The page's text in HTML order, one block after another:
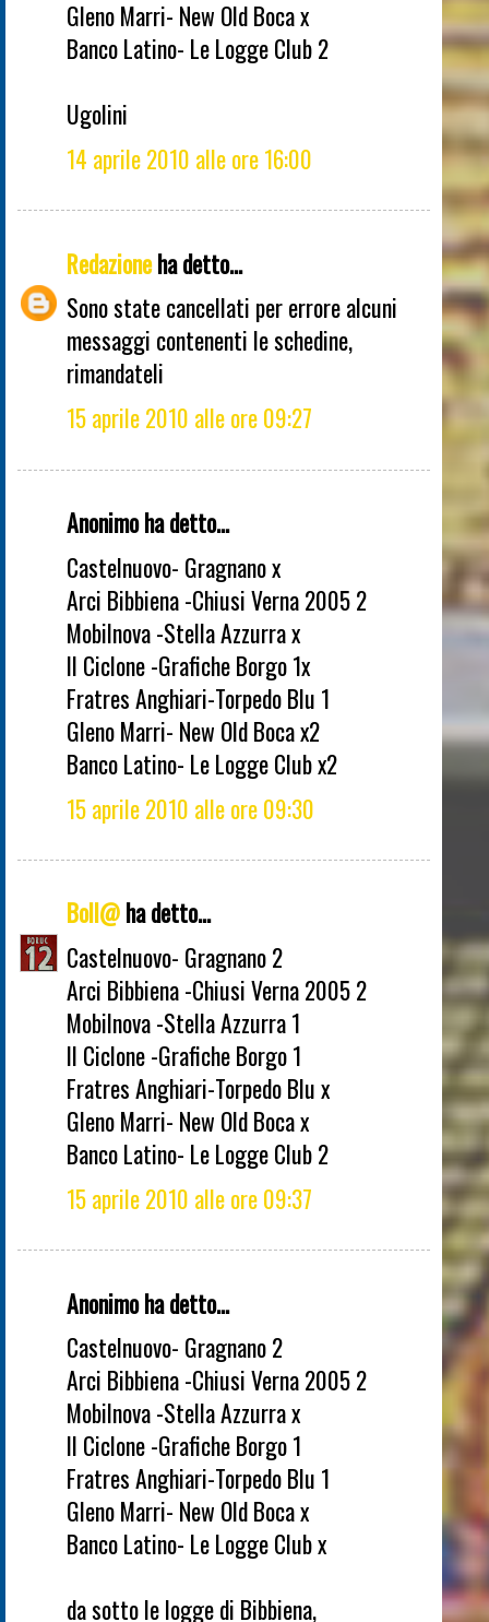
Gleno Marri- New Old Boca x
Banco Latino- Le Logge Club 2
Ugolini
14 aprile 2010 alle ore 16:00
Redazioneha detto...
Sono state cancellati per errore alcuni
messaggi contenenti le schedine,
rimandateli
15 aprile 2010 alle ore 09:27
Anonimo ha detto...
Castelnuovo- Gragnano x
Arci Bibbiena -Chiusi Verna 2005 2
Mobilnova -Stella Azzurra x
Il Ciclone -Grafiche Borgo 1x
Fratres Anghiari-Torpedo Blu 1
Gleno Marri- New Old Boca x2
Banco Latino- Le Logge Club x2
15 aprile 2010 alle ore 09:30
Boll@ha detto...
Castelnuovo- Gragnano 2
Arci Bibbiena -Chiusi Verna 2005 2
Mobilnova -Stella Azzurra 1
Il Ciclone -Grafiche Borgo 1
Fratres Anghiari-Torpedo Blu x
Gleno Marri- New Old Boca x
Banco Latino- Le Logge Club 2
15 aprile 2010 alle ore 09:37
Anonimo ha detto...
Castelnuovo- Gragnano 2
Arci Bibbiena -Chiusi Verna 2005 2
Mobilnova -Stella Azzurra x
Il Ciclone -Grafiche Borgo 1
Fratres Anghiari-Torpedo Blu 1
Gleno Marri- New Old Boca x
Banco Latino- Le Logge Club x
da sotto le logge di Bibbiena,